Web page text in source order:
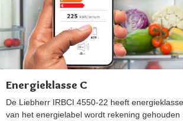
Energieklasse C
De Liebherr IRBCI 4550-22 heeft
van het energielabel wordt rekening gehouden